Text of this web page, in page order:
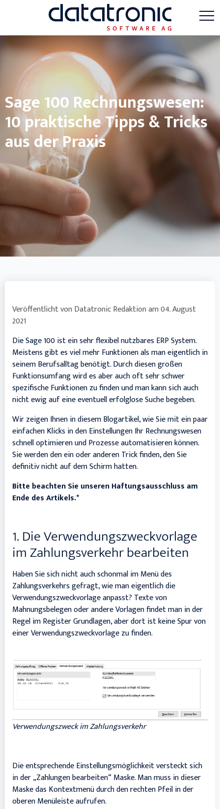
Sage 100 Rechnungswesen:
10 praktische Tipps & Tricks
aus der Praxis
Veröffentlicht vonDatatronic Redaktionam04. August
2021
Die Sage 100 ist ein sehr flexibel nutzbares ERP System.
Meistens gibt es viel mehr Funktionen als man eigentlich in
seinem Berufsalltag benötigt. Durch diesen großen
Funktionsumfang wird es aber auch oft sehr schwer
spezifische Funktionen zu finden und man kann sich auch
nicht ewig auf eine eventuell erfolglose Suche begeben.
Wir zeigen Ihnen in diesem Blogartikel, wie Sie mit ein paar
einfachen Klicks in den Einstellungen Ihr Rechnungswesen
schnell optimieren und Prozesse automatisieren können.
Sie werden den ein oder anderen Trick finden, den Sie
definitiv nicht auf dem Schirm hatten.
Bitte beachten Sie unseren Haftungsausschluss am
Ende des Artikels.*
1. Die Verwendungszweckvorlage
im Zahlungsverkehr bearbeiten
Haben Sie sich nicht auch schonmal im Menü des
Zahlungsverkehrs gefragt, wie man eigentlich die
Verwendungszweckvorlage anpasst? Texte von
Mahnungsbelegen oder andere Vorlagen findet man in der
Regel im Register Grundlagen, aber dort ist keine Spur von
einer Verwendungszweckvorlage zu finden.
Verwendungszweck im Zahlungsverkehr
Die entsprechende Einstellungsmöglichkeit versteckt sich
in der „Zahlungen bearbeiten“ Maske. Man muss in dieser
Maske das Kontextmenü durch den rechten Pfeil in der
oberen Menüleiste aufrufen.